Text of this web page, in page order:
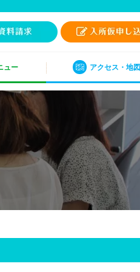
ュー アクセス・地図